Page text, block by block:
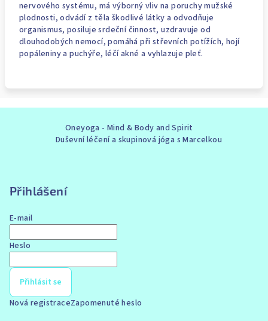
nervového systému, má výborný vliv na poruchy mužské
plodnosti, odvádí z těla škodlivé látky a odvodňuje
organismus, posiluje srdeční činnost, uzdravuje od
dlouhodobých nemocí, pomáhá při střevních potížích, hojí
popáleniny a puchýře, léčí akné a vyhlazuje pleť.
Oneyoga - Mind & Body and Spirit
Duševní léčení a skupinová jóga s Marcelkou
Přihlášení
E-mail
Heslo
Přihlásit se
Nová registraceZapomenuté heslo